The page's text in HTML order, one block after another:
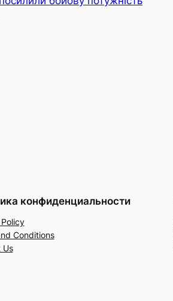
конфиденциальности
Conditions
Us